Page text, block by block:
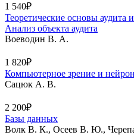
1 540₽
Теоретические основы аудита
Анализ объекта аудита
Воеводин В. А.
1 820₽
Компьютерное зрение и
Сацюк А. В.
2 200₽
Базы данных
Волк В. К., Осеев В. Ю.,